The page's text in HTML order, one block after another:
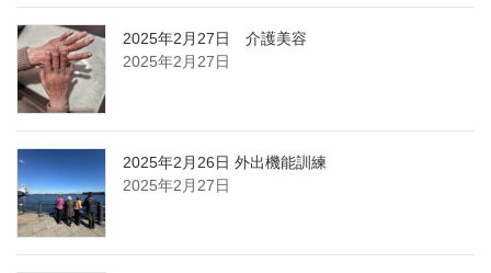
2025年2月27日 介護美容
2025年2月27日
2025年2月26日 外出機能訓練
2025年2月27日